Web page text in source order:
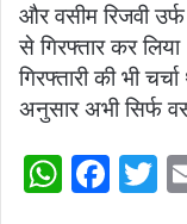
और वसीम रिजवी उर्फ
से गिरफ्तार कर
गिरफ्तारी की भी
अनुसार अभी सिर्फ
W F
T